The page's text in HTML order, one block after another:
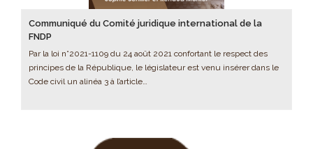
Communiqué du Comité juridique international de la
FNDP
Par la loi n°2021-1109 du 24 août 2021 confortant le respect des
principes de la République, le législateur est venu insérer dans le
Code civil un alinéa 3 à l’article…